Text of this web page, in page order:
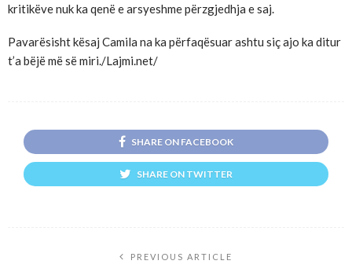
kritikëve nuk ka qenë e arsyeshme përzgjedhja e saj.
Pavarësisht kësaj Camila na ka përfaqësuar ashtu siç ajo ka ditur
t’a bëjë më së miri./Lajmi.net/
SHARE ON FACEBOOK
SHARE ON TWITTER
PREVIOUS ARTICLE